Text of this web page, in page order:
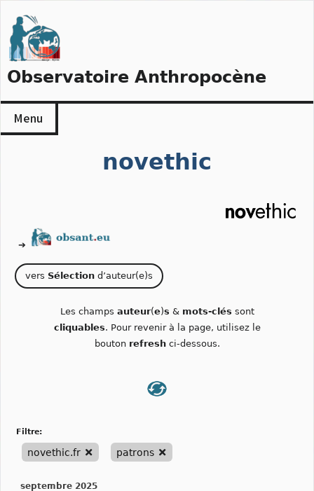
to
content
Observatoire Anthropocène
Menu
novethic
➔
vers Sélection d’auteur(e)s
Les champs auteur(e)s & mots-clés sont
cliquables. Pour revenir à la page, utilisez le
bouton refreshci-dessous.
filtre:
novethic.fr patrons
septembre 2025